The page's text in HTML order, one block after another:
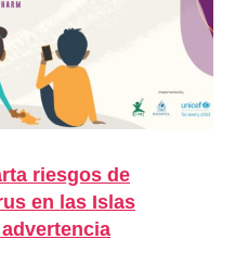
riesgos de
en las Islas